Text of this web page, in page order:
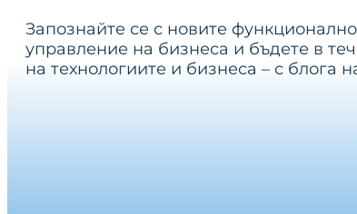
Запознайте се с новите
управление на бизнеса и бъдете в
на технологиите и бизнеса – с блога